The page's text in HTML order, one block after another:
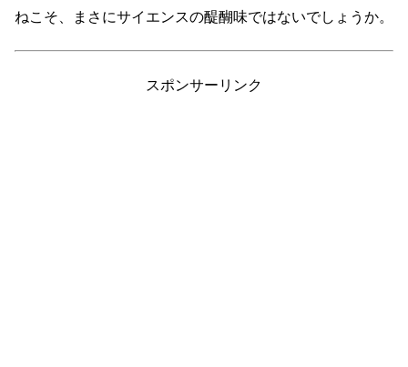
ねこそ、まさにサイエンスの醍醐味ではないでしょうか。
スポンサーリンク